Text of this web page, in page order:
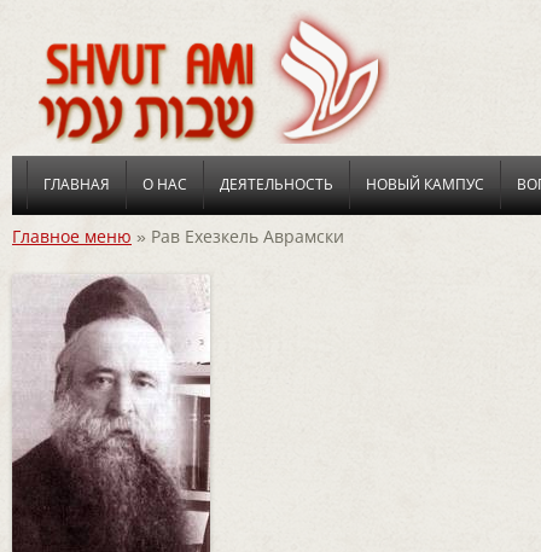
ГЛАВНАЯ О НАС ДЕЯТЕЛЬНОСТЬ НОВЫЙ КАМПУС
Главное меню » Рав Ехезкель Аврамски